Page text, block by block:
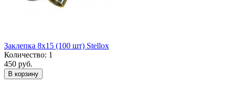
Заклепка 8x15 (100 шт) Stellox
Количество: 1
450 руб.
В корзину